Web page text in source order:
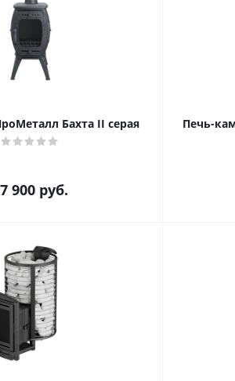
Бахта II серая
900руб.